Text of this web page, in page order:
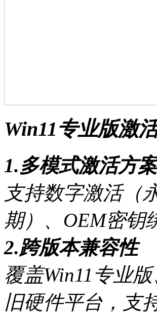
Win11专业版激
1.多模式激活方案
支持数字激活（
期）、OEM密钥
2.跨版本兼容性
覆盖Win11专业
旧硬件平台，支